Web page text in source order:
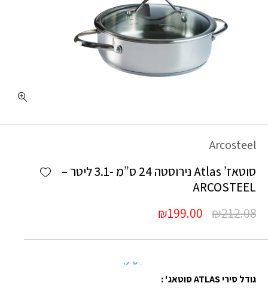
Arcosteel
wishlist
סוטאז’ Atlas נירוסטה 24 ס”מ -3.1 ליטר –
ARCOSTEEL
₪212.08
המחיר
היה:
₪199.00 המחיר
הוא:
₪199.00.
גודל סירי ATLAS סוטאג' :
28 ס"מ